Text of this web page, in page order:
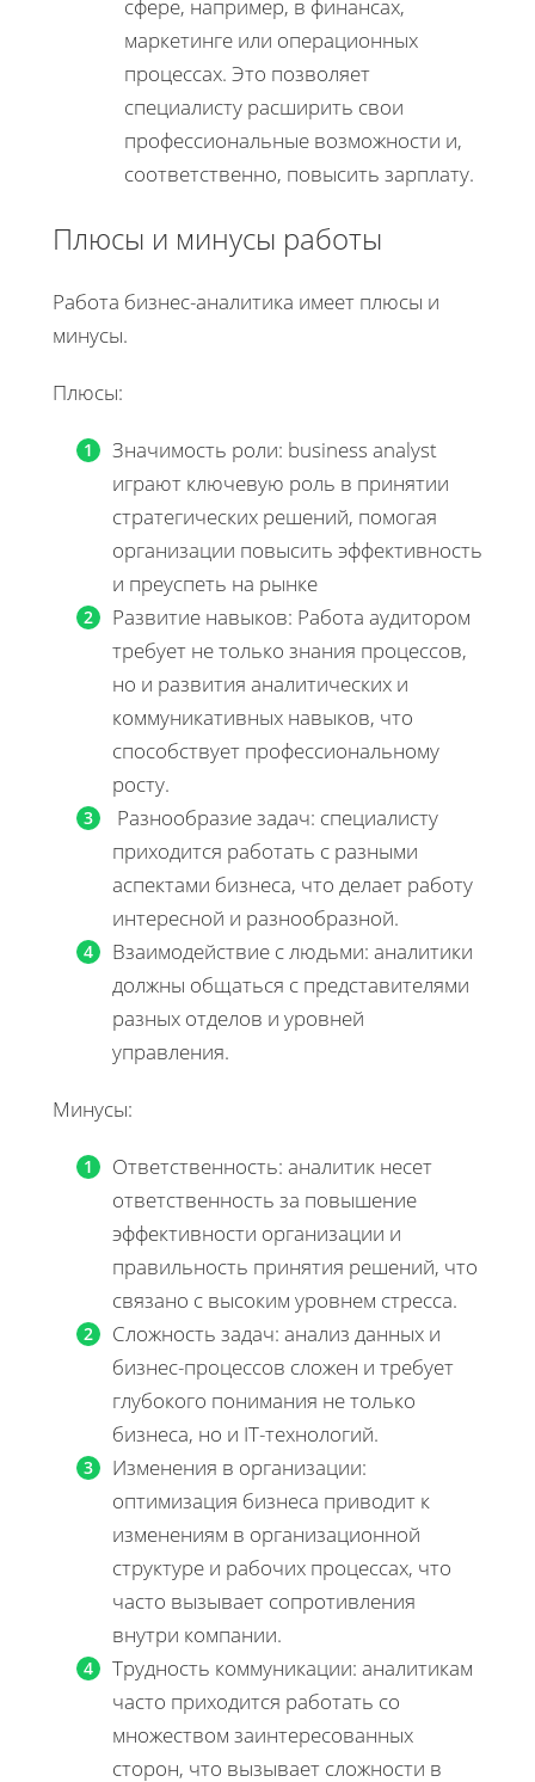
сфере, например, в финансах,
маркетинге или операционных
процессах. Это позволяет
специалисту расширить свои
профессиональные возможности и,
соответственно, повысить зарплату.
Плюсы и минусы работы
Работа бизнес-аналитика имеет плюсы и
минусы.
Плюсы:
Значимость роли: business analyst
играют ключевую роль в принятии
стратегических решений, помогая
организации повысить эффективность
и преуспеть на рынке
Развитие навыков: Работа аудитором
требует не только знания процессов,
но и развития аналитических и
коммуникативных навыков, что
способствует профессиональному
росту.
Разнообразие задач: специалисту
приходится работать с разными
аспектами бизнеса, что делает работу
интересной и разнообразной.
Взаимодействие с людьми: аналитики
должны общаться с представителями
разных отделов и уровней
управления.
Минусы:
Ответственность: аналитик несет
ответственность за повышение
эффективности организации и
правильность принятия решений, что
связано с высоким уровнем стресса.
Сложность задач: анализ данных и
бизнес-процессов сложен и требует
глубокого понимания не только
бизнеса, но и IT-технологий.
Изменения в организации:
оптимизация бизнеса приводит к
изменениям в организационной
структуре и рабочих процессах, что
часто вызывает сопротивления
внутри компании.
Трудность коммуникации: аналитикам
часто приходится работать со
множеством заинтересованных
сторон, что вызывает сложности в